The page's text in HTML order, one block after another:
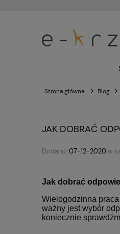
Strona główna Blog
JAK DOBRAĆ
Dodano: 07-12-2020w
Jak dobrać
Wielogodzinna
ważny jest wybór
koniecznie